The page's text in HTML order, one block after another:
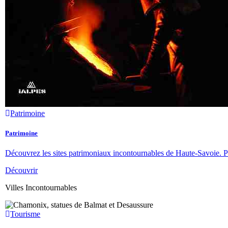
Patrimoine
Patrimoine
Découvrez les sites patrimoniaux incontournables de Haute-Savoie.
Découvrir
Villes Incontournables
Tourisme